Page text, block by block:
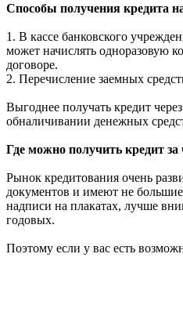
Способы получения кредита
1. В кассе банковского
может начислять одноразовую
договоре.
2. Перечисление заемных
Выгоднее получать кредит
обналичивании денежных
Где можно получить кредит за
Рынок кредитования очень
документов и имеют не
надписи на плакатах, лучше
годовых.
Поэтому если у вас есть